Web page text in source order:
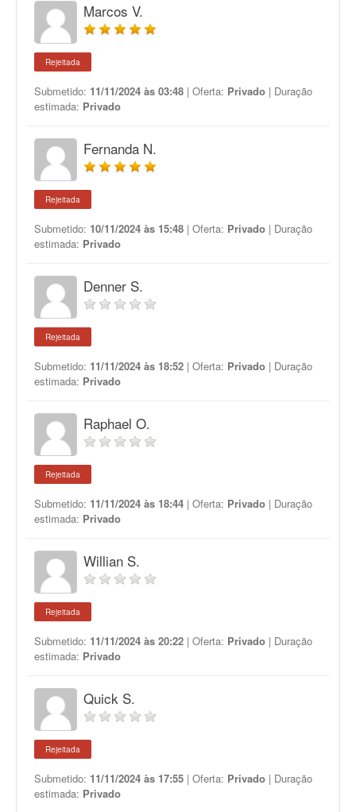
Marcos V.
Rejeitada
Submetido: 11/11/2024 às 03:48 | Oferta: Privado | Duração
estimada: Privado
Fernanda N.
Rejeitada
Submetido: 10/11/2024 às 15:48 | Oferta: Privado | Duração
estimada: Privado
Denner S.
Rejeitada
Submetido: 11/11/2024 às 18:52 | Oferta: Privado | Duração
estimada: Privado
Raphael O.
Rejeitada
Submetido: 11/11/2024 às 18:44 | Oferta: Privado | Duração
estimada: Privado
Willian S.
Rejeitada
Submetido: 11/11/2024 às 20:22 | Oferta: Privado | Duração
estimada: Privado
Quick S.
Rejeitada
Submetido: 11/11/2024 às 17:55 | Oferta: Privado | Duração
estimada: Privado